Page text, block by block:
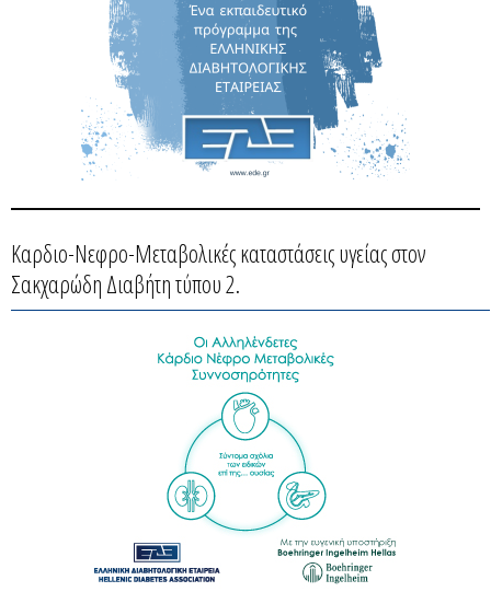
Καρδιο-Νεφρο-Μεταβολικές καταστάσεις υγείας στον
Σακχαρώδη Διαβήτη τύπου 2.